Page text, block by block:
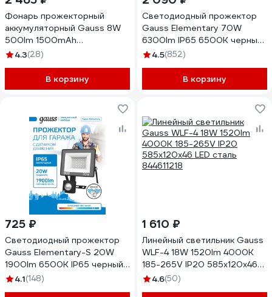
Фонарь прожекторный
аккумуляторный Gauss 8W
500lm 1500mAh
диммируемый LED GF603
4.3(28)
В корзину
Светодиодный прожектор
Gauss Elementary 70W
6300lm IP65 6500К черный
613100370
4.5(852)
В корзину
725 ₽
Светодиодный прожектор
Gauss Elementary-S 20W
1900lm 6500К IP65 черный
с датчиком движения
4.1(148)
1 610 ₽
Линейный светильник Gauss
WLF-4 18W 1520lm 4000K
185-265V IP20 585х120х46
LED сталь 844611218
4.6(50)